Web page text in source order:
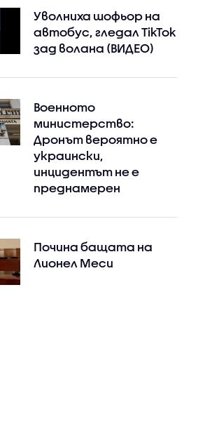
Уволниха шофьор на
автобус, гледал TikTok
зад волана (ВИДЕО)
Военното
министерство:
Дронът вероятно е
украински,
инцидентът не е
преднамерен
Почина бащата на
Лионел Меси